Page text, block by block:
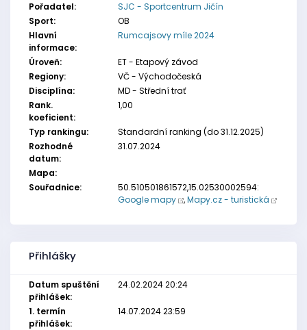
Pořadatel:
SJC - Sportcentrum Jičín
Sport:
OB
Hlavní
informace:
Rumcajsovy míle 2024
Úroveň:
ET - Etapový závod
Regiony:
VČ - Východočeská
Disciplína:
MD - Střední trať
Rank.
koeficient:
1,00
Typ rankingu:
Standardní ranking (do 31.12.2025)
Rozhodné
datum:
31.07.2024
Mapa:
Souřadnice:
50.510501861572,15.02530002594:
Google mapy
,Mapy.cz - turistická
Přihlášky
Datum spuštění
přihlášek:
24.02.2024 20:24
1. termín
přihlášek:
14.07.2024 23:59